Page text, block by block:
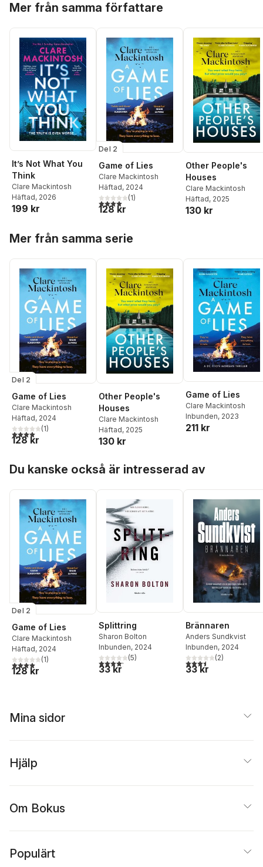
Mer från samma författare
It’s Not What You
Think
Clare Mackintosh
Häftad, 2026
199 kr
Del 2
Game of Lies
Clare Mackintosh
Häftad, 2024
4,0utav 5 stjärnor. Totalt antal röster:
(1)
128 kr
Other People's
Houses
Clare Mackintosh
Häftad, 2025
130 kr
Mer från samma serie
Del 2
Game of Lies
Clare Mackintosh
Häftad, 2024
4,0utav 5 stjärnor. Totalt antal röster:
(1)
128 kr
Other People's
Houses
Clare Mackintosh
Häftad, 2025
130 kr
Game of Lies
Clare Mackintosh
Inbunden, 2023
211 kr
Du kanske också är intresserad av
Del 2
Game of Lies
Clare Mackintosh
Häftad, 2024
4,0utav 5 stjärnor. Totalt antal röster:
(1)
128 kr
Splittring
Sharon Bolton
Inbunden, 2024
4,2utav 5 stjärnor. Totalt antal röster:
(5)
33 kr
Brännaren
Anders Sundkvist
Inbunden, 2024
3,5utav 5 stjärnor.
(2)
33 kr
Mina sidor
Hjälp
Om Bokus
Populärt